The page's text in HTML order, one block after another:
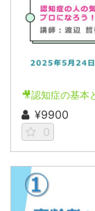
🎥認知症の基本
¥9900
0